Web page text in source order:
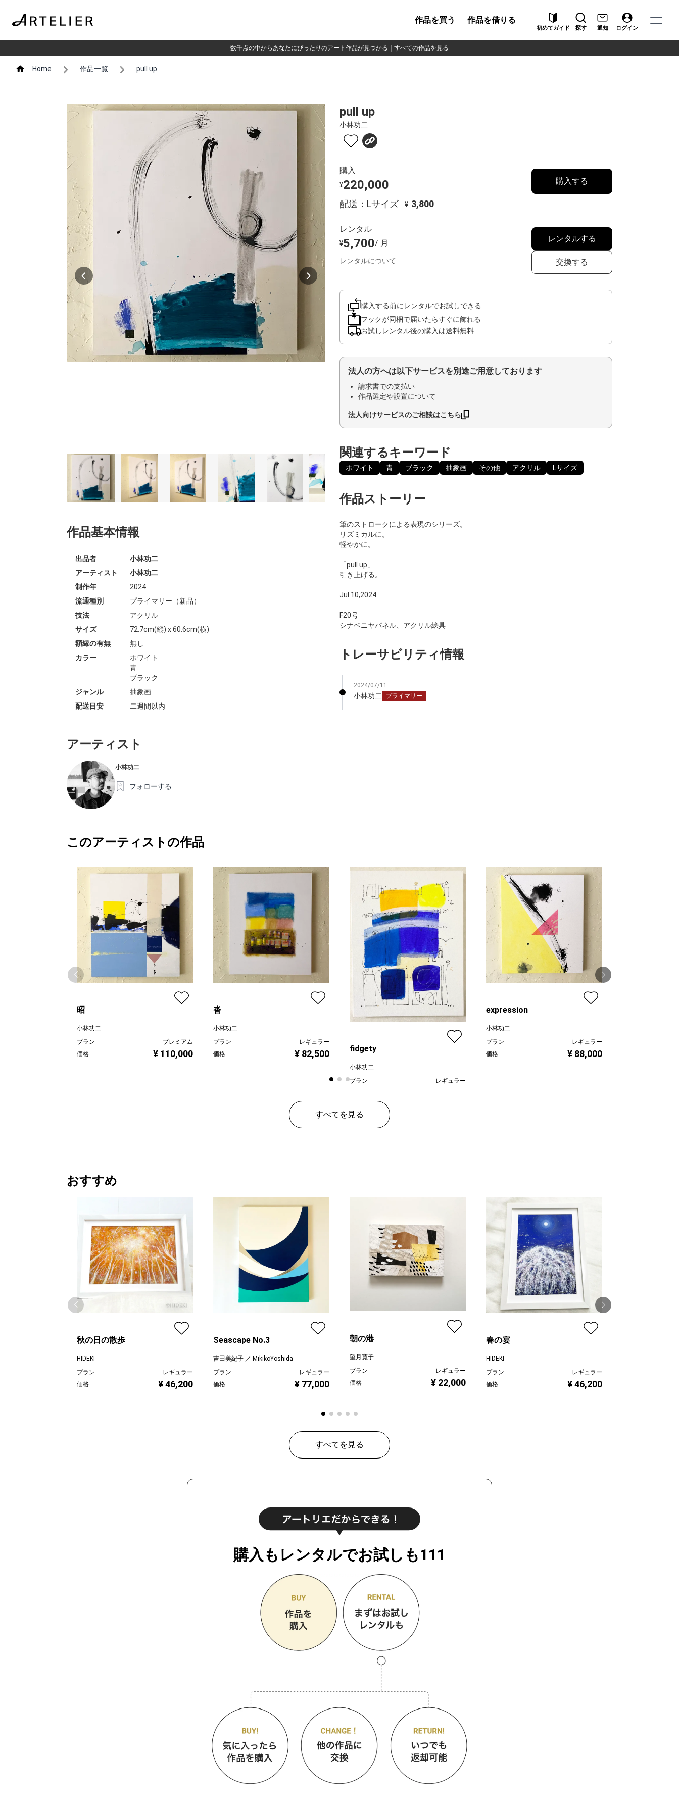
作品を買う 作品を借りる
初めてガイド 探す 通知 ログイン
数千点の中からあなたにぴったりのアート作品が見つかる すべての作品を見る
Home 作品一覧 pull up
作品基本情報
出品者
小林功二
アーティスト
小林功二
制作年
2024
流通種別
プライマリー（新品）
技法
アクリル
サイズ
72.7cm(縦) x 60.6cm(横)
額縁の有無
無し
カラー
ホワイト
青
ブラック
ジャンル
抽象画
配送目安
二週間以内
アーティスト
小林功二
フォローする
pull up
小林功二
購入
¥220,000
配送：Lサイズ ¥ 3,800
購入する
レンタル
¥5,700/ 月
レンタルについて
レンタルする
交換する
購入する前にレンタルでお試しできる
フックが同梱で届いたらすぐに飾れる
お試しレンタル後の購入は送料無料
法人の方へは以下サービスを別途ご用意しております
請求書での支払い
作品選定や設置について
法人向けサービスのご相談はこちら
関連するキーワード
ホワイト 青 ブラック 抽象画 その他 アクリル Lサイズ
作品ストーリー
筆のストロークによる表現のシリーズ。
リズミカルに。
軽やかに。
「pull up」
引き上げる。
Jul.10,2024
F20号
シナベニヤパネル、アクリル絵具
トレーサビリティ情報
2024/07/11
小林功二 プライマリー
このアーティストの作品
昭
小林功二
プラン
プレミアム
価格
¥ 110,000
沓
小林功二
プラン
レギュラー
価格
¥ 82,500 fidgety
小林功二
プラン
レギュラー
expression
小林功二
プラン
レギュラー
価格
¥ 88,000
すべてを見る
おすすめ
秋の日の散歩
HIDEKI
プラン
レギュラー
価格
¥ 46,200
Seascape No.3
吉田美紀子 ／ MikikoYoshida
プラン
レギュラー
価格
¥ 77,000
朝の港
望月寛子
プラン
レギュラー
価格
¥ 22,000
春の宴
HIDEKI
プラン
レギュラー
価格
¥ 46,200
すべてを見る
購入もレンタルでお試しも111